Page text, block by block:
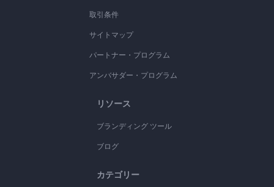
取引条件
サイトマップ
パートナー・プログラム
アンバサダー・プログラム
リソース
ブランディング ツール
ブログ
カテゴリー